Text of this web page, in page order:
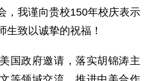
，我谨向贵校150年校庆表示
生致以诚挚的祝福！
政府邀请，落实胡锦涛主